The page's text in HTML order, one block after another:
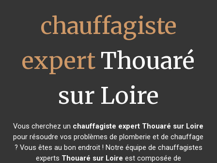
chauffagiste
expert Thouaré
sur Loire
Vous cherchez un chauffagiste expert Thouaré sur Loire
pour résoudre vos problèmes de plomberie et de chauffage
? Vous êtes au bon endroit ! Notre équipe de chauffagistes
experts Thouaré sur Loire est composée de